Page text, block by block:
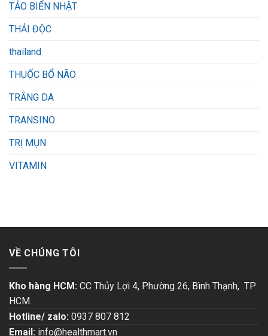
TẢO BIỂN NHẬT
THẢI ĐỘC
thailand
THUỐC BỔ NÃO
TRẮNG DA
TRANSINO
TRỊ MỤN
VITAMIN
VỀ CHÚNG TÔI
Kho hàng HCM: CC Thủy Lợi 4, Phường 26, Bình Thạnh, TP
HCM.
Hotline/ zalo: 0937 807 812
Email: info@healthmart.vn